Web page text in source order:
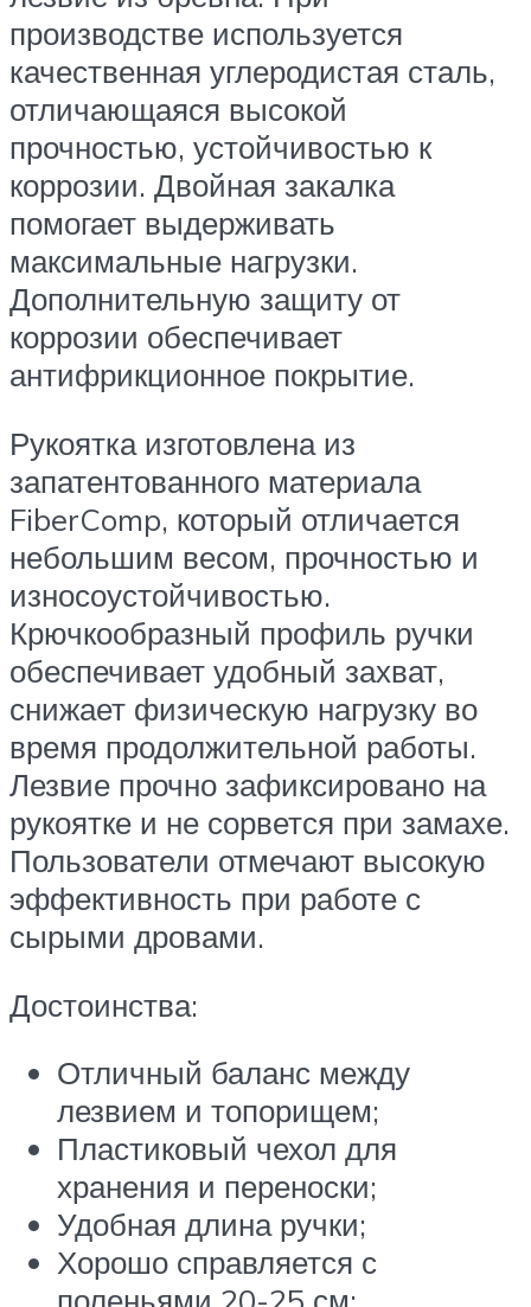
производстве используется
качественная углеродистая сталь,
отличающаяся высокой
прочностью, устойчивостью к
коррозии. Двойная закалка
помогает выдерживать
максимальные нагрузки.
Дополнительную защиту от
коррозии обеспечивает
антифрикционное покрытие.
Рукоятка изготовлена из
запатентованного материала
FiberComp, который отличается
небольшим весом, прочностью и
износоустойчивостью.
Крючкообразный профиль ручки
обеспечивает удобный захват,
снижает физическую нагрузку во
время продолжительной работы.
Лезвие прочно зафиксировано на
рукоятке и не сорвется при замахе.
Пользователи отмечают высокую
эффективность при работе с
сырыми дровами.
Достоинства:
Отличный баланс между
лезвием и топорищем;
Пластиковый чехол для
хранения и переноски;
Удобная длина ручки;
Хорошо справляется с